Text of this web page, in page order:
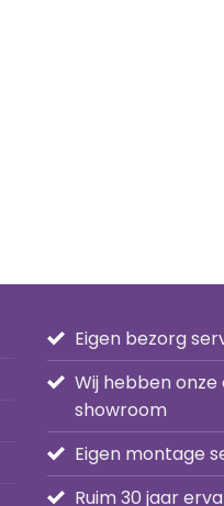
Eigen bezorg
Wij hebben onze
showroom
Eigen montage
Ruim 30 jaar